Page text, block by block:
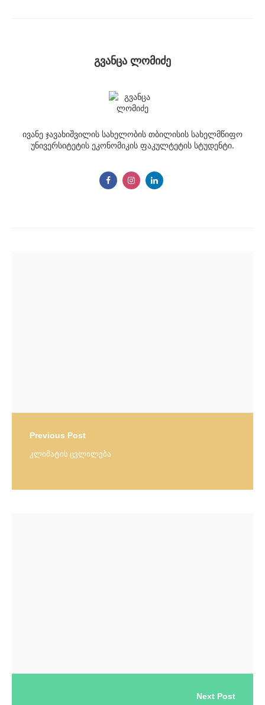
გვანცა ლომიძე
ივანე ჯავახიშვილის სახელობის თბილისის სახელმწიფო
უნივერსიტეტის ეკონომიკის ფაკულტეტის სტუდენტი.
Previous Post
კლიმატის ცვლილება
Next Post